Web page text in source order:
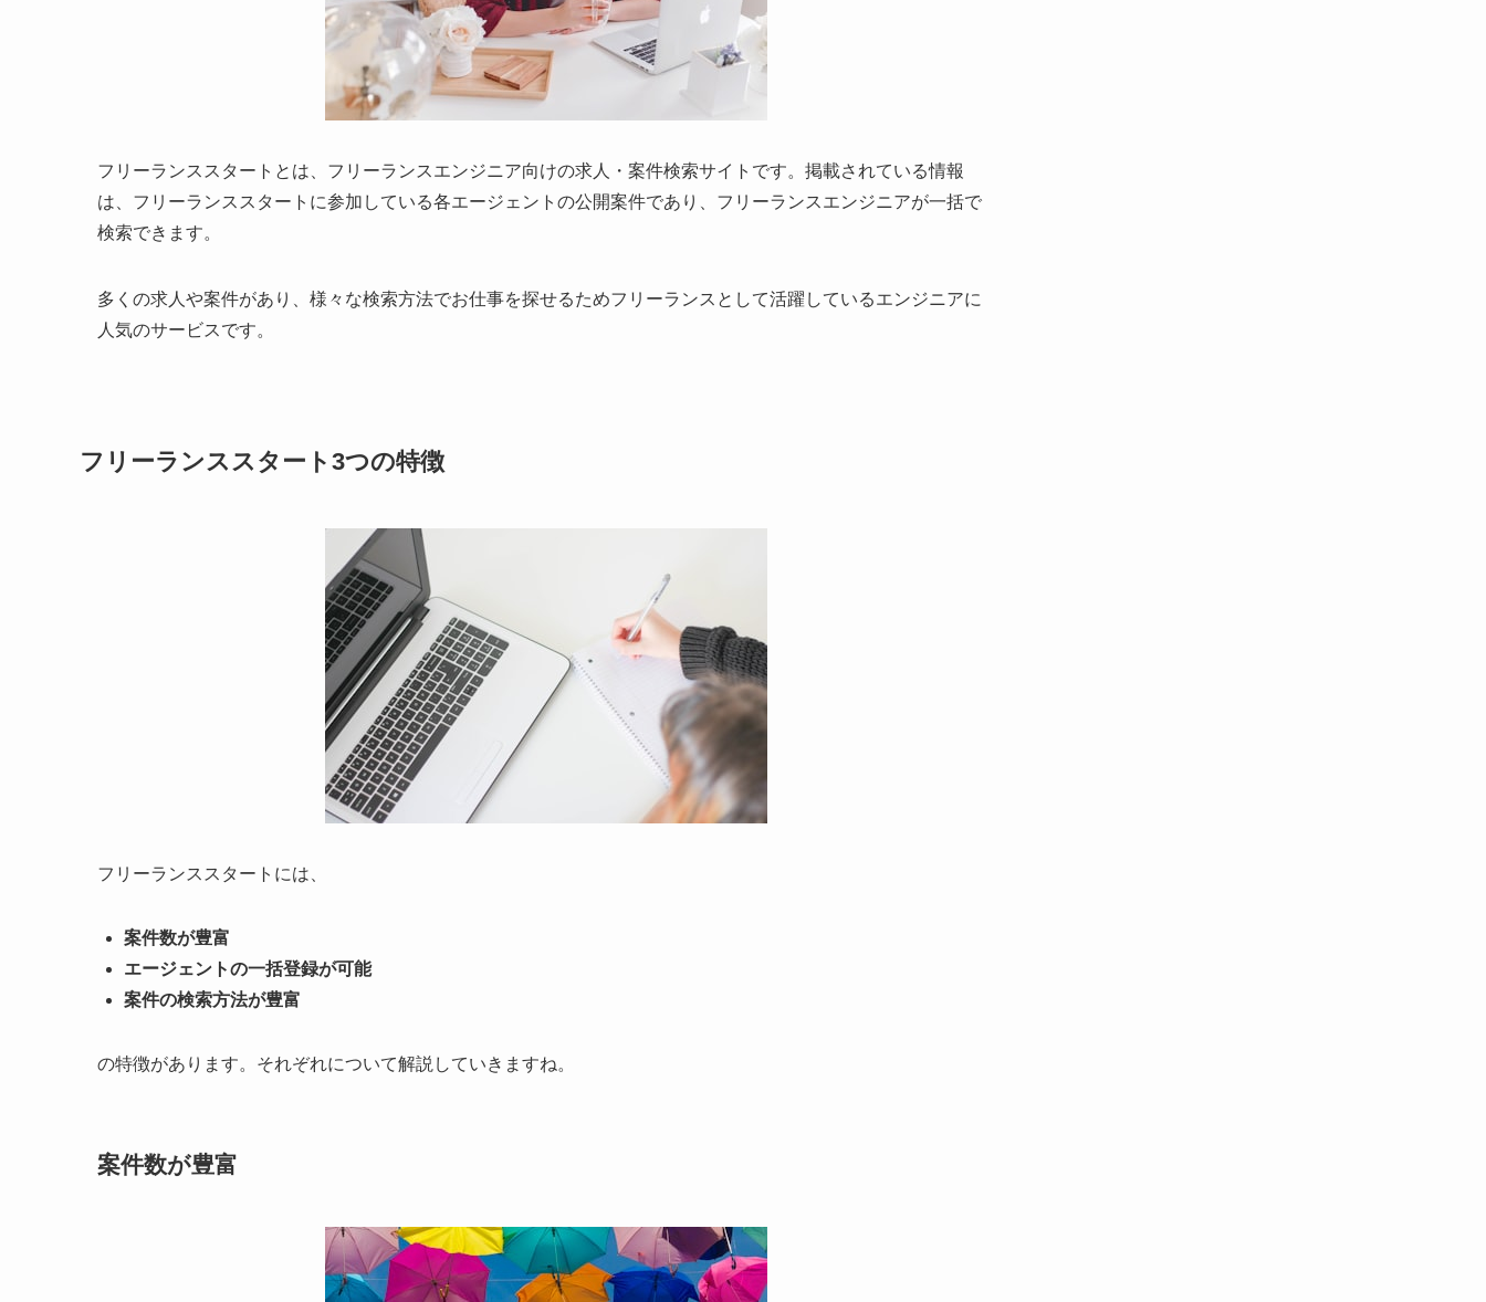
フリーランススタートとは、フリーランスエンジニア向けの求人・案件検索サイトです。掲載されている情報
は、フリーランススタートに参加している各エージェントの公開案件であり、フリーランスエンジニアが一括で
検索できます。
多くの求人や案件があり、様々な検索方法でお仕事を探せるためフリーランスとして活躍しているエンジニアに
人気のサービスです。
フリーランススタート3つの特徴
フリーランススタートには、
案件数が豊富
エージェントの一括登録が可能
案件の検索方法が豊富
の特徴があります。それぞれについて解説していきますね。
案件数が豊富